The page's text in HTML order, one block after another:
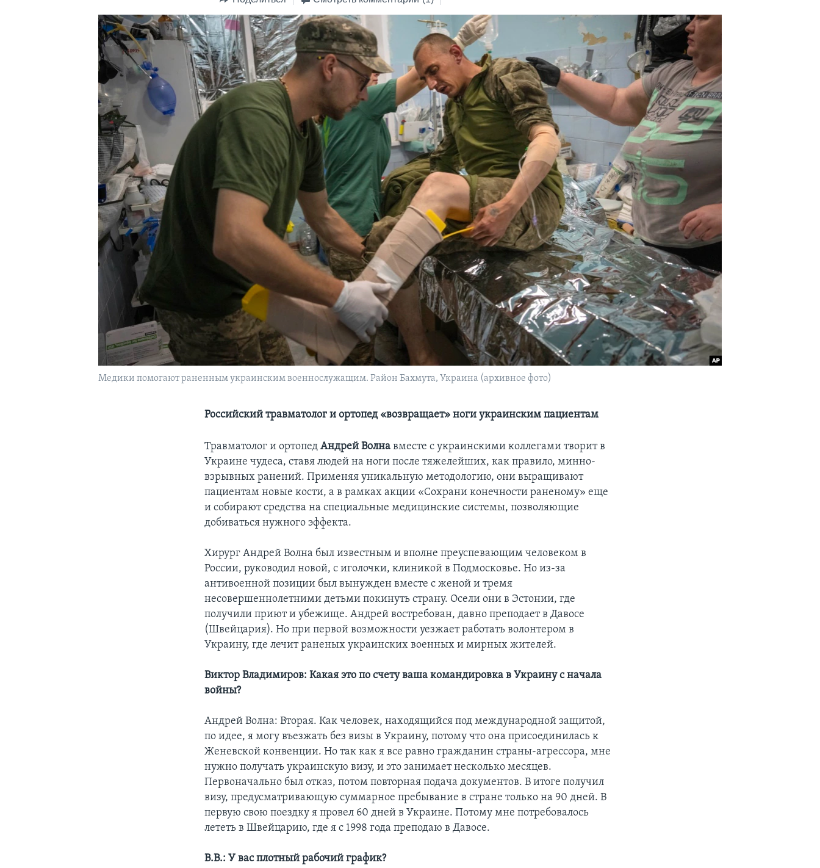
Медики помогают раненным украинским военнослужащим. Район Бахмута, Украина (архивное фото)
Российский травматолог и ортопед «возвращает» ноги украинским пациентам
Травматолог и ортопедАндрей Волна вместе с украинскими коллегами творит в
Украине чудеса, ставя людей на ноги после тяжелейших, как правило, минно-
взрывных ранений. Применяя уникальную методологию, они выращивают
пациентам новые кости, а в рамках акции «Сохрани конечности раненому» еще
и собирают средства на специальные медицинские системы, позволяющие
добиваться нужного эффекта.
Хирург Андрей Волна был известным и вполне преуспевающим человеком в
России, руководил новой, с иголочки, клиникой в Подмосковье. Но из-за
антивоенной позиции был вынужден вместе с женой и тремя
несовершеннолетними детьми покинуть страну. Осели они в Эстонии, где
получили приют и убежище. Андрей востребован, давно преподает в Давосе
(Швейцария). Но при первой возможности уезжает работать волонтером в
Украину, где лечит раненых украинских военных и мирных жителей.
Виктор Владимиров: Какая это по счету ваша командировка в Украину с начала
войны?
Андрей Волна: Вторая. Как человек, находящийся под международной защитой,
по идее, я могу въезжать без визы в Украину, потому что она присоединилась к
Женевской конвенции. Но так как я все равно гражданин страны-агрессора, мне
нужно получать украинскую визу, и это занимает несколько месяцев.
Первоначально был отказ, потом повторная подача документов. В итоге получил
визу, предусматривающую суммарное пребывание в стране только на 90 дней. В
первую свою поездку я провел 60 дней в Украине. Потому мне потребовалось
лететь в Швейцарию, где я с 1998 года преподаю в Давосе.
В.В.: У вас плотный рабочий график?